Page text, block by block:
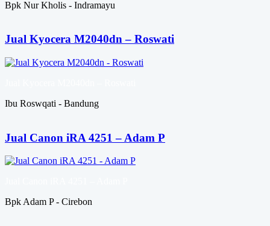
Bpk Nur Kholis - Indramayu
Jual Kyocera M2040dn – Roswati
Ibu Roswqati - Bandung
Jual Canon iRA 4251 – Adam P
Bpk Adam P - Cirebon